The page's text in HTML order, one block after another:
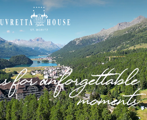
unforgettable
moments